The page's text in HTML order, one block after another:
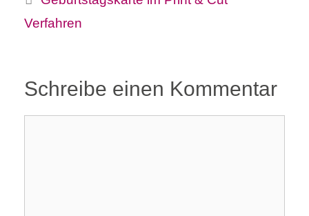
Verfahren
Schreibe einen Kommentar